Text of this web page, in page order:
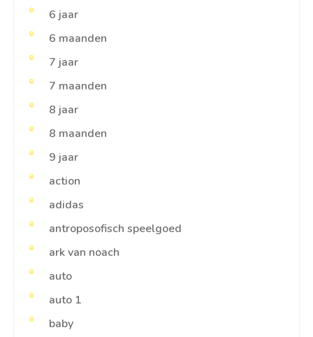
6 jaar
6 maanden
7 jaar
7 maanden
8 jaar
8 maanden
9 jaar
action
adidas
antroposofisch speelgoed
ark van noach
auto
auto 1
baby